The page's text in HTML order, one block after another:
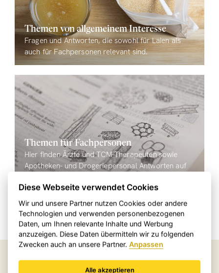
Themen von allgemeinem Interesse
Fragen und Antworten, die sowohl für Laien als
auch für Fachpersonen relevant sind.
Themen für Fachpersonen
Hier finden Ärzte und TCM-Therapeuten sowie
Apotheken- und Drogeriepersonal Antworten auf
Sie befinden sich hier:
Home FAQ
Diese Webseite verwendet Cookies
Wir und unsere Partner nutzen Cookies oder andere
Technologien und verwenden personenbezogenen
Daten, um Ihnen relevante Inhalte und Werbung
anzuzeigen. Diese Daten übermitteln wir zu folgenden
Zwecken auch an unsere Partner. Anpassen
Alle akzeptieren